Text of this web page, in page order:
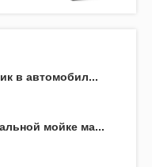
в автомобил...
мойке ма...